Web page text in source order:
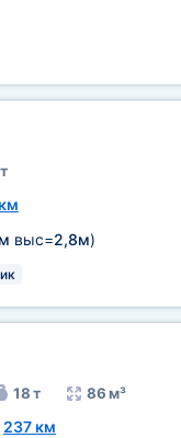
выс=2,8м)
18 т 86 м³
237 км